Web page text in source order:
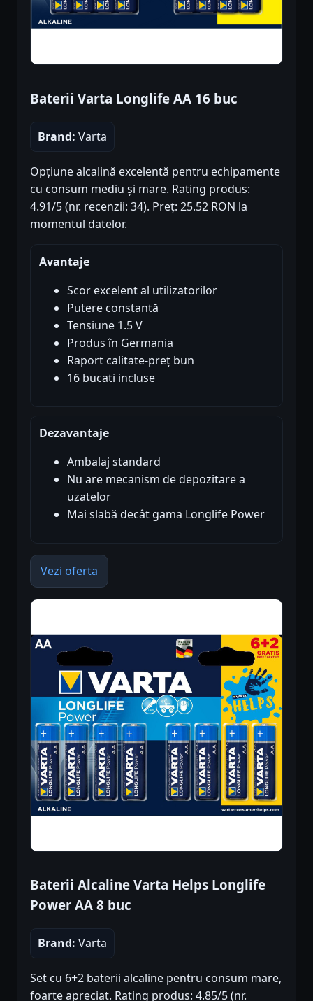
Baterii Varta Longlife AA 16 buc
Brand: Varta
Opțiune alcalină excelentă pentru echipamente
cu consum mediu și mare. Rating produs:
4.91/5 (nr. recenzii: 34). Preț: 25.52 RON la
momentul datelor.
Avantaje
Scor excelent al utilizatorilor
Putere constantă
Tensiune 1.5 V
Produs în Germania
Raport calitate-preț bun
16 bucati incluse
Dezavantaje
Ambalaj standard
Nu are mecanism de depozitare a
uzatelor
Mai slabă decât gama Longlife Power
Vezi oferta
Baterii Alcaline Varta Helps Longlife
Power AA 8 buc
Brand: Varta
Set cu 6+2 baterii alcaline pentru consum mare,
foarte apreciat. Rating produs: 4.85/5 (nr.